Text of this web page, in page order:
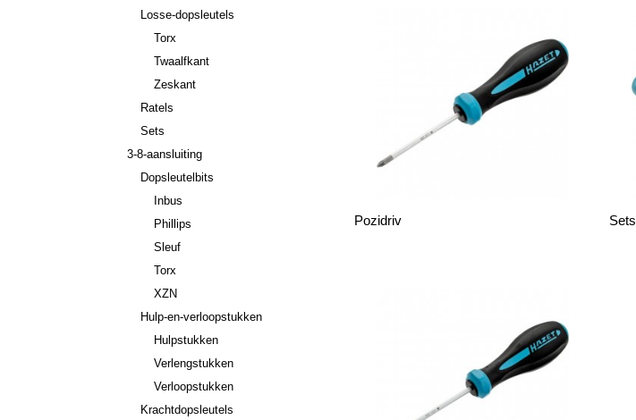
Losse-dopsleutels
Torx
Twaalfkant
Zeskant
Ratels
Sets
3-8-aansluiting
Dopsleutelbits
Inbus
Phillips
Sleuf
Torx
XZN
Hulp-en-verloopstukken
Hulpstukken
Verlengstukken
Verloopstukken
Krachtdopsleutels
Pozidriv Sets